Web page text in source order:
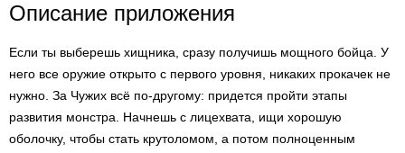
Описание приложения
Если ты выберешь хищника, сразу получишь мощного бойца. У
него все оружие открыто с первого уровня, никаких прокачек не
нужно. За Чужих всё по-другому: придется пройти этапы
развития монстра. Начнешь с лицехвата, ищи хорошую
оболочку, чтобы стать крутоломом, а потом полноценным